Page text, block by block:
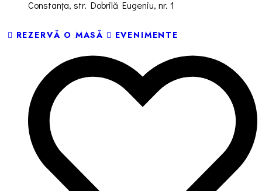
Constanța, str. Dobrilă Eugeniu, nr. 1
REZERVĂ O MASĂ EVENIMENTE